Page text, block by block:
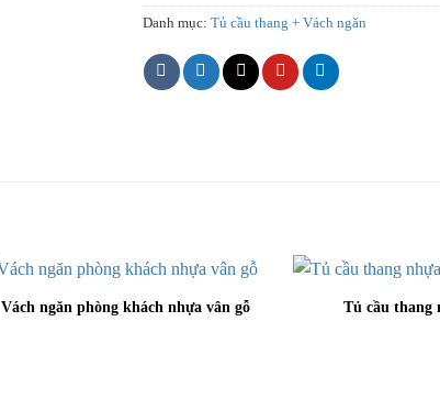
Danh mục: Tủ cầu thang + Vách ngăn
Vách ngăn phòng khách nhựa vân gỗ Tủ cầu thang